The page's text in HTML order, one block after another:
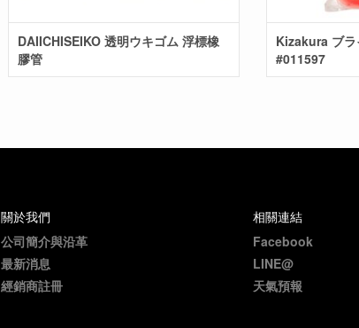
DAIICHISEIKO 透明ウキゴム 浮標橡
膠管
Kizakura ブ
#011597
關於我們
公司簡介與沿革
最新消息
經銷商註冊
相關連結
Facebook
LINE@
天氣預報